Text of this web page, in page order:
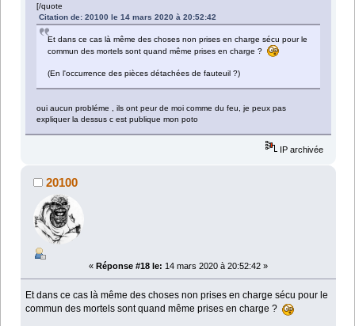
[/quote
Citation de: 20100 le 14 mars 2020 à 20:52:42
Et dans ce cas là même des choses non prises en charge sécu pour le
commun des mortels sont quand même prises en charge ?
(En l'occurrence des pièces détachées de fauteuil ?)
oui aucun probléme , ils ont peur de moi comme du feu, je peux pas
expliquer la dessus c est publique mon poto
IP archivée
20100
« Réponse #18 le: 14 mars 2020 à 20:52:42 »
Et dans ce cas là même des choses non prises en charge sécu pour le
commun des mortels sont quand même prises en charge ?